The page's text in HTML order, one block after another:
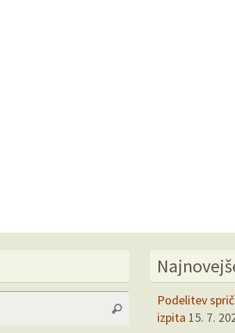
Search
Search
Podelitev
izpita 15. 7.